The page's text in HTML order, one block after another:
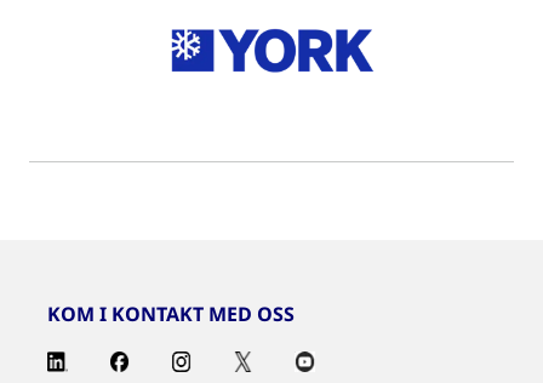
KOM I KONTAKT MED OSS